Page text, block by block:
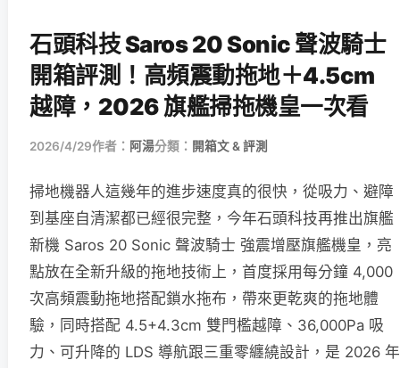
石頭科技 Saros 20 Sonic 聲波騎士
開箱評測！高頻震動拖地＋4.5cm
越障，2026 旗艦掃拖機皇一次看
2026/4/29作者： 阿湯分類： 開箱文 & 評測
掃地機器人這幾年的進步速度真的很快，從吸力、避障
到基座自清潔都已經很完整，今年石頭科技再推出旗艦
新機 Saros 20 Sonic 聲波騎士 強震增壓旗艦機皇，亮
點放在全新升級的拖地技術上，首度採用每分鐘 4,000
次高頻震動拖地搭配鎖水拖布，帶來更乾爽的拖地體
驗，同時搭配 4.5+4.3cm 雙門檻越障、36,000Pa 吸
力、可升降的 LDS 導航跟三重零纏繞設計，是 2026 年